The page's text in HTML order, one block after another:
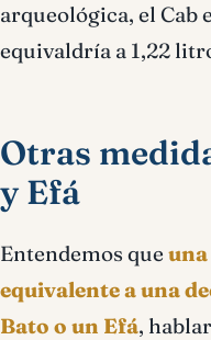
arqueológica, el Cab
equivaldría a 1,22
Otras
y Efá
Entendemos que una
equivalente a una
Bato o un Efá,